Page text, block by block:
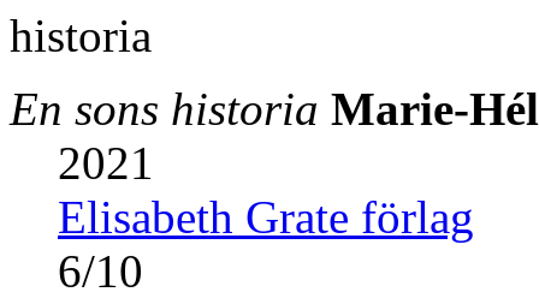
En sons historia Marie-
2021
Elisabeth Grate förlag
6/10